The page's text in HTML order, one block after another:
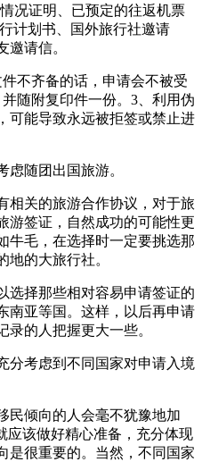
况证明、已预定的往返机票
计划书、国外旅行社邀请
邀请信。
不齐备的话，申请会不被受
随附复印件一份。3、利用伪
可能导致永远被拒签或禁止进
虑随团出国旅游。
相关的旅游合作协议，对于旅
游签证，自然成功的可能性更
牛毛，在选择时一定要挑选那
地的大旅行社。
选择那些相对容易申请签证的
南亚等国。这样，以后再申请
的人把握更大一些。
分考虑到不同国家对申请入境
民倾向的人会毫不犹豫地加
应该做好精心准备，充分体现
是很重要的。当然，不同国家